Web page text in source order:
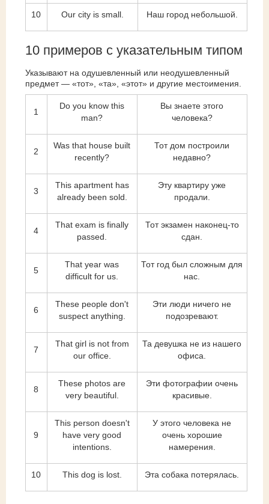
10 Our city is small. Наш город небольшой.
10 примеров с указательным типом
Указывают на одушевленный или неодушевленный
предмет — «тот», «та», «этот» и другие местоимения.
1
Do you know this
man?
Вы знаете этого
человека?
2
Was that house built
recently?
Тот дом построили
недавно?
3
This apartment has
already been sold.
Эту квартиру уже
продали.
4
That exam is finally
passed.
Тот экзамен наконец-то
сдан.
5
That year was
difficult for us.
Тот год был сложным для
нас.
6
These people don't
suspect anything.
Эти люди ничего не
подозревают.
7
That girl is not from
our office.
Та девушка не из нашего
офиса.
8
These photos are
very beautiful.
Эти фотографии очень
красивые.
9
This person doesn't
have very good
intentions.
У этого человека не
очень хорошие
намерения.
10 This dog is lost. Эта собака потерялась.